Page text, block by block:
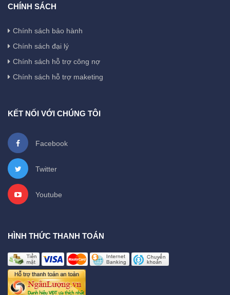
CHÍNH SÁCH
Chính sách bảo hành
Chính sách đại lý
Chính sách hỗ trợ công nợ
Chính sách hỗ trợ maketing
KẾT NỐI VỚI CHÚNG TÔI
Facebook
Twitter
Youtube
HÌNH THỨC THANH TOÁN